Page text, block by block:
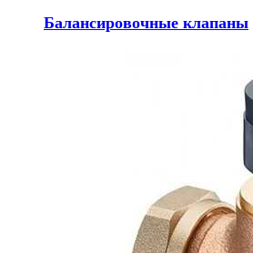
Балансировочные клапаны